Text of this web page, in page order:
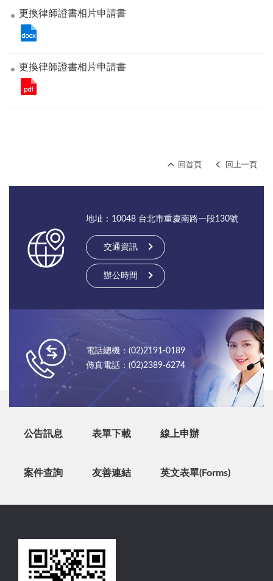
更換律師證書相片申請書
更換律師證書相片申請書
回首頁 回上一頁
地址：10048 台北市重慶南路一段130號
交通資訊
辦公時間
電話總機：(02)2191-0189
傳真電話：(02)2389-6274
公告訊息 表單下載 線上申辦
案件查詢 友善連結 英文表單(Forms)